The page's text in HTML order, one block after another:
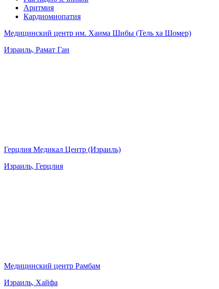
Аритмия
Кардиомиопатия
Медицинский центр им. Хаима Шибы (Тель ха Шомер)
Израиль, Рамат Ган
Герцлия Медикал Центр (Израиль)
Израиль, Герцлия
Медицинский центр Рамбам
Израиль, Хайфа